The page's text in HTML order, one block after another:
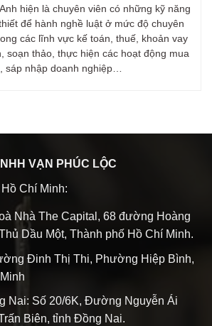
hiện là chuyên viên có những kỹ năng
để hành nghề luật ở mức độ chuyên
các lĩnh vực kế toán, thuế, khoản vay
soạn thảo, thực hiện các hoạt động mua
sáp nhập doanh nghiệp…
VẠN PHÚC LỘC
Chí Minh:
Nhà The Capital, 68 đường Hoàng
Dầu Một, Thành phố Hồ Chí Minh.
Đinh Thị Thi, Phường Hiệp Bình,
Nai: Số 20/6K, Đường Nguyễn Ái
Biên, tỉnh Đồng Nai.